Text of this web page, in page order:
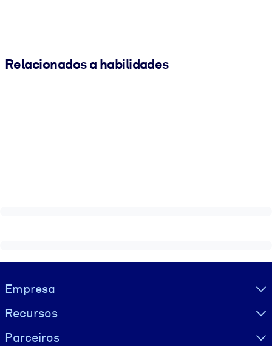
Relacionados a habilidades
Visually hidden Text
Empresa
Recursos
Parceiros